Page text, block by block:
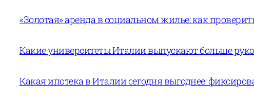
«Золотая» аренда в социальном жилье: как
Какие университеты Италии выпускают больше
Какая ипотека в Италии сегодня выгоднее: